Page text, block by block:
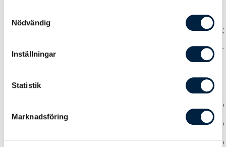
Nödvändig
Inställningar
Statistik
Marknadsföring
200
Pris kr / st 106,00
Designmetod
Hjälp från easytryck 0,00
Logoverktyget 0,00 0,00 0,00